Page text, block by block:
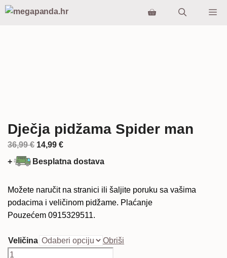
Preskoči
Dječja pidžama Spider man
36,99€ Izvorna
cijena
36,99 €.
14,99 €Trenutna
cijena
+ Besplatna dostava
Možete naručit na stranici ili šaljite poruku sa vašima
podacima i veličinom pidžame. Plaćanje
Pouzećem 0915329511.
Veličina
Obriši
Dječja